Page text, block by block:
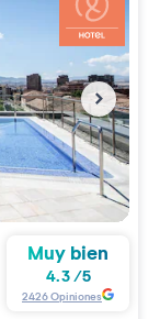
Muy bien
4.3/5
2426Opiniones